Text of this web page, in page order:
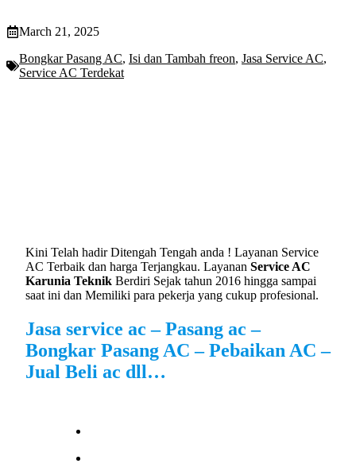
March 21, 2025
Bongkar Pasang AC, Isi dan Tambah freon, Jasa Service AC,
Service AC Terdekat
Kini Telah hadir Ditengah Tengah anda ! Layanan Service
AC Terbaik dan harga Terjangkau. Layanan Service AC
Karunia Teknik Berdiri Sejak tahun 2016 hingga sampai
saat ini dan Memiliki para pekerja yang cukup profesional.
Jasa service ac – Pasang ac –
Bongkar Pasang AC – Pebaikan AC –
Jual Beli ac dll…